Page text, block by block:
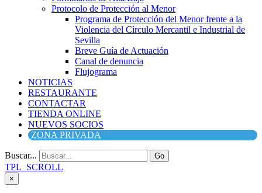
Protocolo de Protección al Menor
Programa de Protección del Menor frente a la
Violencia del Círculo Mercantil e Industrial de
Sevilla
Breve Guía de Actuación
Canal de denuncia
Flujograma
NOTICIAS
RESTAURANTE
CONTACTAR
TIENDA ONLINE
NUEVOS SOCIOS
ZONA PRIVADA
Buscar... Go
TPL_SCROLL
×